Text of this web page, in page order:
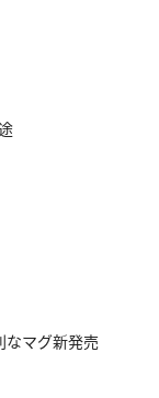
なマグ新発売